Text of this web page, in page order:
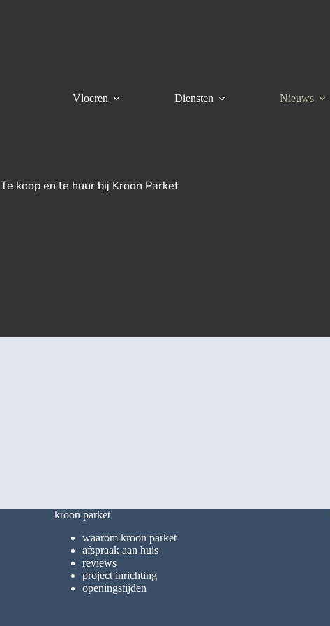
Vloeren Diensten Nieuws
Te koop en te huur bij Kroon Parket
kroon parket
waarom kroon parket
afspraak aan huis
reviews
project inrichting
openingstijden